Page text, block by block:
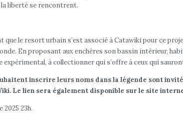
la liberté se rencontrent.
le resort urbain s’est associé à Catawiki pour ce
En proposant aux enchères son bassin intérieur,
expérimental, à collectionner qui s’offre à ceux qui
inscrire leurs noms dans la légende sont
Le lien sera également disponible sur le site
2025 23h.